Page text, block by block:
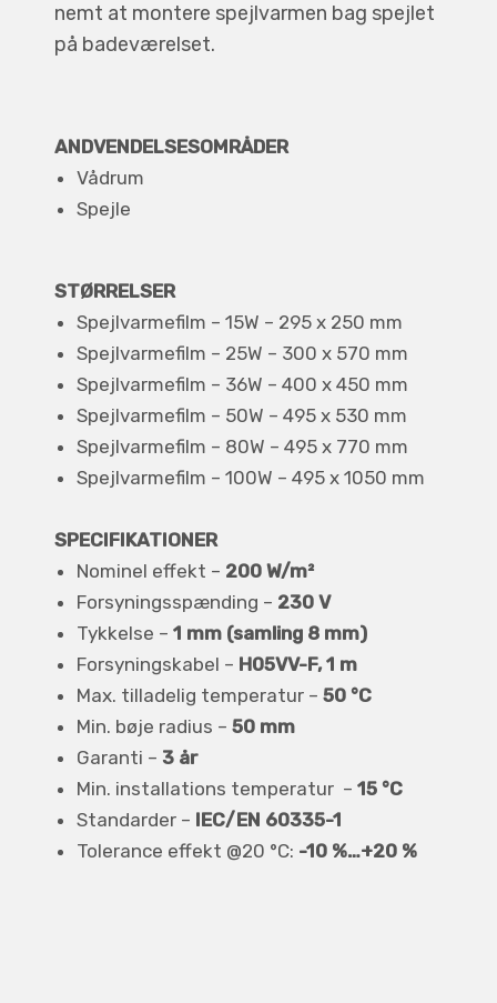
nemt at montere spejlvarmen bag spejlet
på badeværelset.
ANDVENDELSESOMRÅDER
Vådrum
Spejle
STØRRELSER
Spejlvarmefilm – 15W – 295 x 250 mm
Spejlvarmefilm – 25W – 300 x 570 mm
Spejlvarmefilm – 36W – 400 x 450 mm
Spejlvarmefilm – 50W – 495 x 530 mm
Spejlvarmefilm – 80W – 495 x 770 mm
Spejlvarmefilm – 100W – 495 x 1050 mm
SPECIFIKATIONER
Nominel effekt – 200 W/m²
Forsyningsspænding – 230 V
Tykkelse – 1 mm (samling 8 mm)
Forsyningskabel – H05VV-F, 1 m
Max. tilladelig temperatur – 50 °C
Min. bøje radius – 50 mm
Garanti – 3 år
Min. installations temperatur – 15 °C
Standarder – IEC/EN 60335-1
Tolerance effekt @20 °C: -10 %…+20 %